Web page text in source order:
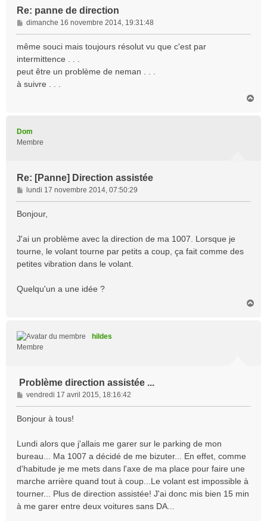
Re: panne de direction
M
e
s
g
e
dimanche 16 novembre 2014, 19:31:48
même souci mais toujours résolut vu que c'est par
intermittence . . .
peut être un problème de neman . . .
à suivre . . .
Dom
Membre
Re: [Panne] Direction assistée
M
e
s
g
e
lundi 17 novembre 2014, 07:50:29
Bonjour,
J'ai un problème avec la direction de ma 1007. Lorsque je
tourne, le volant tourne par petits a coup, ça fait comme des
petites vibration dans le volant.
Quelqu'un a une idée ?
hildes
Membre
Problème direction assistée ...
M
e
s
g
e
vendredi 17 avril 2015, 18:16:42
Bonjour à tous!
Lundi alors que j'allais me garer sur le parking de mon
bureau... Ma 1007 a décidé de me bizuter... En effet, comme
d'habitude je me mets dans l'axe de ma place pour faire une
marche arrière quand tout à coup...Le volant est impossible à
tourner... Plus de direction assistée! J'ai donc mis bien 15 min
à me garer entre deux voitures sans DA...